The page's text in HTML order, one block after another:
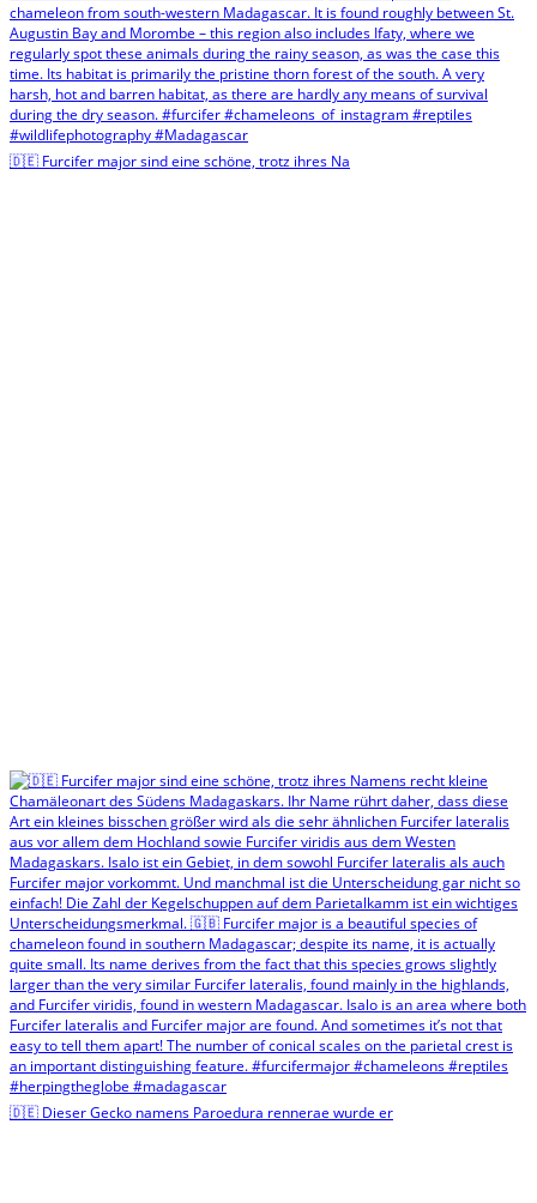
🇩🇪 Furcifer major sind eine schöne, trotz ihres Na
🇩🇪 Dieser Gecko namens Paroedura rennerae wurde er